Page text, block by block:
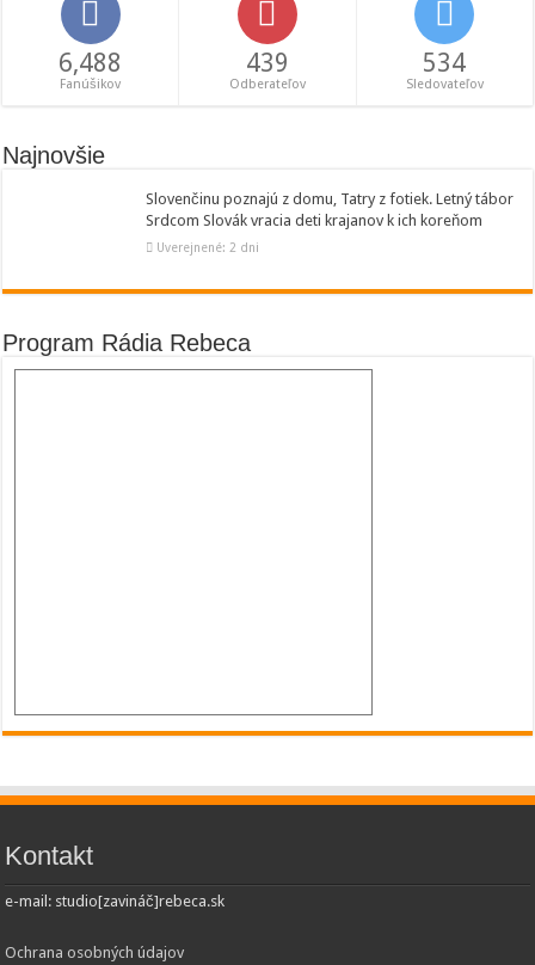
6,488
Fanúšikov
439
Odberateľov
534
Sledovateľov
Najnovšie
Slovenčinu poznajú z domu, Tatry z fotiek. Letný tábor
Srdcom Slovák vracia deti krajanov k ich koreňom
Uverejnené: 2 dni
Program Rádia Rebeca
Kontakt
e-mail: studio[zavináč]rebeca.sk
Ochrana osobných údajov